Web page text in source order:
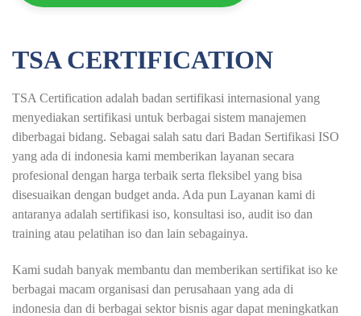
TSA CERTIFICATION
TSA Certification adalah badan sertifikasi internasional yang
menyediakan sertifikasi untuk berbagai sistem manajemen
diberbagai bidang. Sebagai salah satu dari Badan Sertifikasi ISO
yang ada di indonesia kami memberikan layanan secara
profesional dengan harga terbaik serta fleksibel yang bisa
disesuaikan dengan budget anda. Ada pun Layanan kami di
antaranya adalah sertifikasi iso, konsultasi iso, audit iso dan
training atau pelatihan iso dan lain sebagainya.
Kami sudah banyak membantu dan memberikan sertifikat iso ke
berbagai macam organisasi dan perusahaan yang ada di
indonesia dan di berbagai sektor bisnis agar dapat meningkatkan